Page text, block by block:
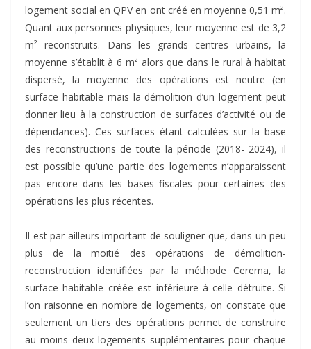
logement social en QPV en ont créé en moyenne 0,51 m².
Quant aux personnes physiques, leur moyenne est de 3,2
m² reconstruits. Dans les grands centres urbains, la
moyenne s’établit à 6 m² alors que dans le rural à habitat
dispersé, la moyenne des opérations est neutre (en
surface habitable mais la démolition d’un logement peut
donner lieu à la construction de surfaces d’activité ou de
dépendances). Ces surfaces étant calculées sur la base
des reconstructions de toute la période (2018- 2024), il
est possible qu’une partie des logements n’apparaissent
pas encore dans les bases fiscales pour certaines des
opérations les plus récentes.
Il est par ailleurs important de souligner que, dans un peu
plus de la moitié des opérations de démolition-
reconstruction identifiées par la méthode Cerema, la
surface habitable créée est inférieure à celle détruite. Si
l’on raisonne en nombre de logements, on constate que
seulement un tiers des opérations permet de construire
au moins deux logements supplémentaires pour chaque